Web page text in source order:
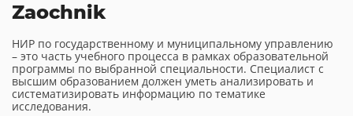
Zaochnik
НИР по государственному и муниципальному управлению
– это часть учебного процесса в рамках образовательной
программы по выбранной специальности. Специалист с
высшим образованием должен уметь анализировать и
систематизировать информацию по тематике
исследования.